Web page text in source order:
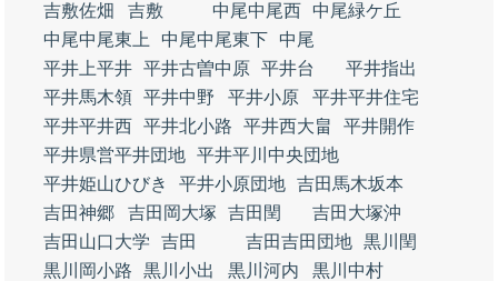
吉敷佐畑
吉敷 中尾中尾西
中尾緑ケ丘
中尾中尾東上
中尾中尾東下
中尾
平井上平井 平井古曽中原 平井台
平井指出
平井馬木領 平井中野 平井小原
平井平井住宅
平井平井西 平井北小路 平井西大畠
平井開作
平井県営平井団地 平井平川中央団地
平井姫山ひびき
平井小原団地 吉田馬木坂本
吉田神郷
吉田岡大塚 吉田閏
吉田大塚沖
吉田山口大学
吉田 吉田吉田団地 黒川閏
黒川岡小路
黒川小出 黒川河内
黒川中村